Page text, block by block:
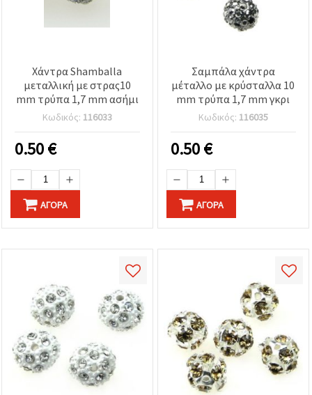
Χάντρα Shamballa
μεταλλική με στρας10
mm τρύπα 1,7 mm ασήμι
Κωδικός: 116033
0.50€
ΑΓΟΡΆ
Σαμπάλα χάντρα
μέταλλο με κρύσταλλα 10
mm τρύπα 1,7 mm γκρι
Κωδικός: 116035
0.50€
ΑΓΟΡΆ